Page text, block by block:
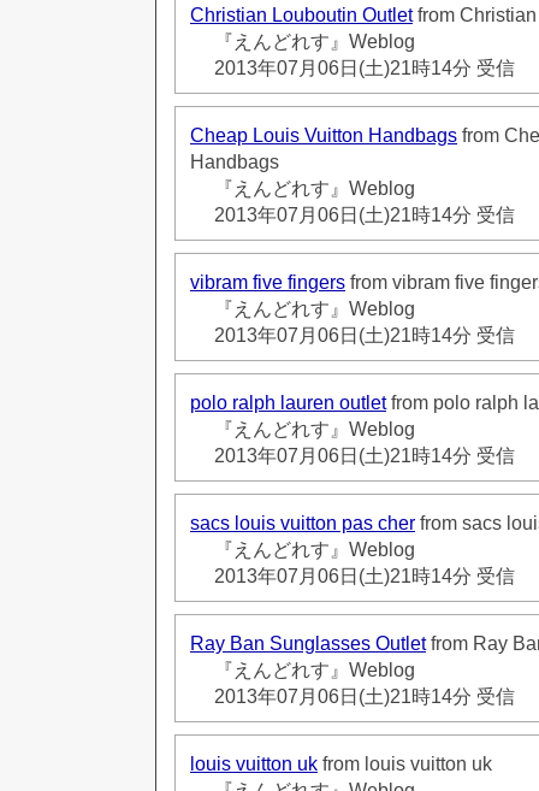
Christian Louboutin Outletfrom
『えんどれす』Weblog
2013年07月06日(土)21時14分 受信
Cheap Louis Vuitton Handbags from
Handbags
『えんどれす』Weblog
2013年07月06日(土)21時14分 受信
vibram five fingers from vibram five
『えんどれす』Weblog
2013年07月06日(土)21時14分 受信
polo ralph lauren outletfrom polo ralph
『えんどれす』Weblog
2013年07月06日(土)21時14分 受信
sacs louis vuitton pas cher from sacs
『えんどれす』Weblog
2013年07月06日(土)21時14分 受信
Ray Ban Sunglasses Outletfrom Ray
『えんどれす』Weblog
2013年07月06日(土)21時14分 受信
louis vuitton uk from louis vuitton uk